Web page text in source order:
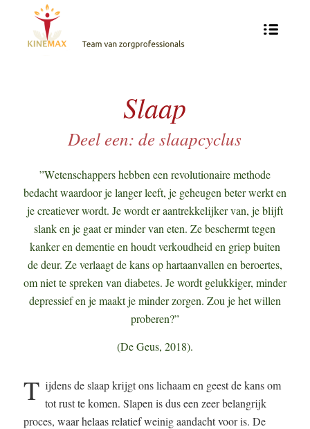
Slaap
Deel een: de slaapcyclus
”Wetenschappers hebben een revolutionaire methode
bedacht waardoor je langer leeft, je geheugen beter werkt en
je creatiever wordt. Je wordt er aantrekkelijker van, je blijft
slank en je gaat er minder van eten. Ze beschermt tegen
kanker en dementie en houdt verkoudheid en griep buiten
de deur. Ze verlaagt de kans op hartaanvallen en beroertes,
om niet te spreken van diabetes. Je wordt gelukkiger, minder
depressief en je maakt je minder zorgen. Zou je het willen
proberen?”
(De Geus, 2018).
T ijdens de slaap krijgt ons lichaam en geest de kans om
tot rust te komen. Slapen is dus een zeer belangrijk
proces, waar helaas relatief weinig aandacht voor is. De